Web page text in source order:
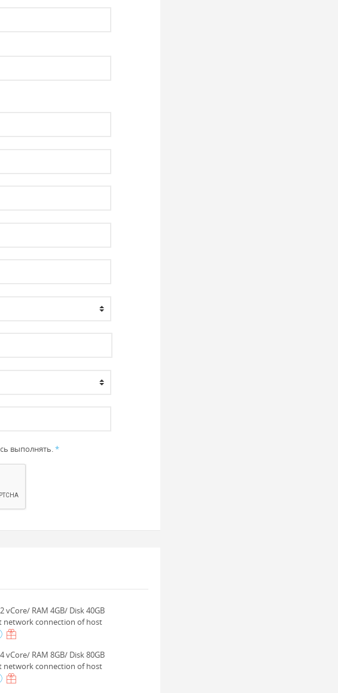
выполнять.*
vCore/ RAM 4GB/ Disk 40GB
network connection of host
vCore/ RAM 8GB/ Disk 80GB
network connection of host